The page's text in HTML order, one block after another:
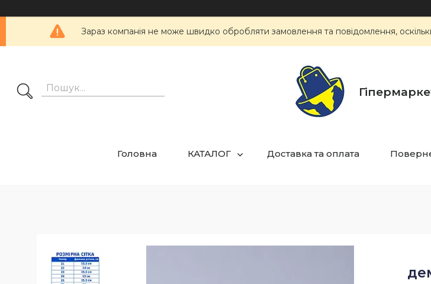
Зараз компанія не може швидко обробляти замовлення та повідомлення,
Головна КАТАЛОГ Доставка та оплата